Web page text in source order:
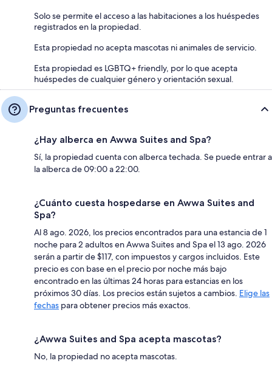
Solo se permite el acceso a las habitaciones a los huéspedes
registrados en la propiedad.
Esta propiedad no acepta mascotas ni animales de servicio.
Esta propiedad es LGBTQ+ friendly, por lo que acepta
huéspedes de cualquier género y orientación sexual.
Preguntas frecuentes
¿Hay alberca en Awwa Suites and Spa?
Sí, la propiedad cuenta con alberca techada. Se puede entrar a
la alberca de 09:00 a 22:00.
¿Cuánto cuesta hospedarse en Awwa Suites and
Spa?
Al 8 ago. 2026, los precios encontrados para una estancia de 1
noche para 2 adultos en Awwa Suites and Spa el 13 ago. 2026
serán a partir de $117, con impuestos y cargos incluidos. Este
precio es con base en el precio por noche más bajo
encontrado en las últimas 24 horas para estancias en los
próximos 30 días. Los precios están sujetos a cambios. Elige las
fechas para obtener precios más exactos.
¿Awwa Suites and Spa acepta mascotas?
No, la propiedad no acepta mascotas.